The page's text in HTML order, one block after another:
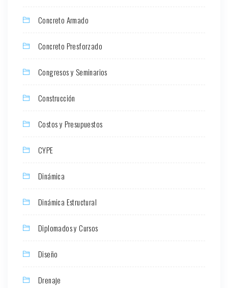
Concreto Armado
Concreto Presforzado
Congresos y Seminarios
Construcción
Costos y Presupuestos
CYPE
Dinámica
Dinámica Estructural
Diplomados y Cursos
Diseño
Drenaje